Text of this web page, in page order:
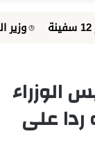
وزير الطيران: مشروع مبني الركاب
الوزراء
على